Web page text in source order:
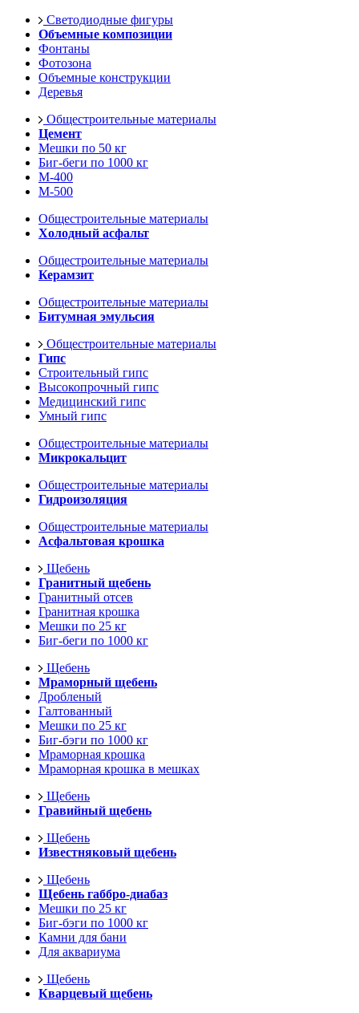
Светодиодные фигуры
Объемные композиции
Фонтаны
Фотозона
Объемные конструкции
Деревья
Общестроительные материалы
Цемент
Мешки по 50 кг
Биг-беги по 1000 кг
М-400
М-500
Общестроительные материалы
Холодный асфальт
Общестроительные материалы
Керамзит
Общестроительные материалы
Битумная эмульсия
Общестроительные материалы
Гипс
Строительный гипс
Высокопрочный гипс
Медицинский гипс
Умный гипс
Общестроительные материалы
Микрокальцит
Общестроительные материалы
Гидроизоляция
Общестроительные материалы
Асфальтовая крошка
Щебень
Гранитный щебень
Гранитный отсев
Гранитная крошка
Мешки по 25 кг
Биг-беги по 1000 кг
Щебень
Мраморный щебень
Дробленый
Галтованный
Мешки по 25 кг
Биг-бэги по 1000 кг
Мраморная крошка
Мраморная крошка в мешках
Щебень
Гравийный щебень
Щебень
Известняковый щебень
Щебень
Щебень габбро-диабаз
Мешки по 25 кг
Биг-бэги по 1000 кг
Камни для бани
Для аквариума
Щебень
Кварцевый щебень